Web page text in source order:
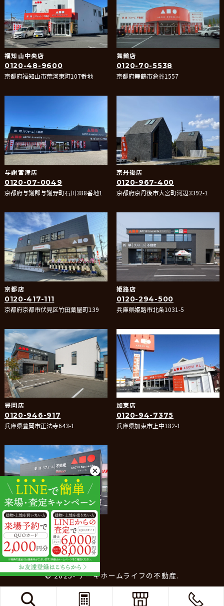
福知山中央店
0120-48-9600
京都府福知山市荒河東町107番地
舞鶴店
0120-70-5538
京都府舞鶴市倉谷1557
与謝宮津店
0120-07-0049
京都府与謝郡与謝野町石川388番地1
京丹後店
0120-967-400
京都府京丹後市大宮町河辺3392-1
京都店
0120-417-111
京都府京都市伏見区竹田藁屋町139
姫路店
0120-294-500
兵庫県姫路市北条1031-5
豊岡店
0120-946-917
兵庫県豊岡市正法寺643-1
加東店
0120-94-7375
兵庫県加東市上中182-1
たつの店
0120-288-066
兵庫県たつの市龍野町堂本400-1
© 2025- アーキホームライフの不動産.